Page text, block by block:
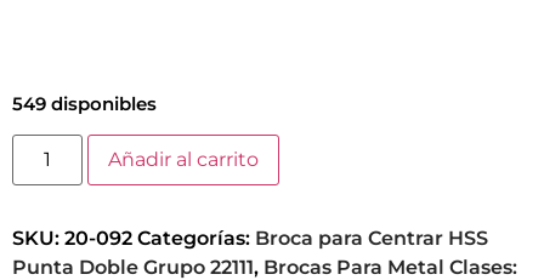
549 disponibles
Añadir al carrito
SKU: 20-092 Categorías: Broca para Centrar HSS
Punta Doble Grupo 22111, Brocas Para Metal Clases: